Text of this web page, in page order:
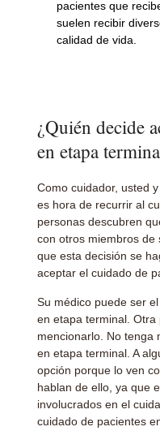
pacientes que
suelen recibir
calidad de vida.
¿Quién decide
en etapa
Como cuidador, usted
es hora de recurrir al
personas descubren
con otros miembros de
que esta decisión se
aceptar el cuidado de
Su médico puede ser
en etapa terminal.
mencionarlo. No tenga
en etapa terminal. A
opción porque lo ven
hablan de ello, ya que
involucrados en el
cuidado de pacientes